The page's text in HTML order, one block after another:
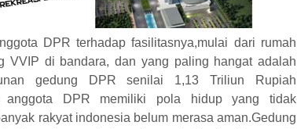
DPR terhadap fasilitasnya,mulai dari rumah
VVIP di bandara, dan yang paling hangat adalah
gedung DPR senilai 1,13 Triliun Rupiah
anggota DPR memiliki pola hidup yang tidak
rakyat indonesia belum merasa aman.Gedung